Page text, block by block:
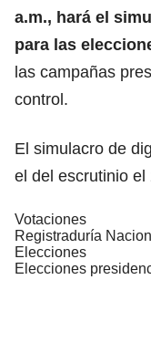
a.m., hará el
para las
las campañas
control.
El simulacro de
el del escrutinio
Votaciones
Registraduría
Elecciones
Elecciones